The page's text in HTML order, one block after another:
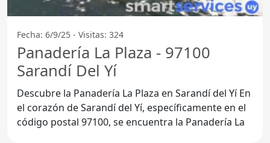
Fecha: 6/9/25 - Visitas: 324
Panadería La Plaza - 97100
Sarandí Del Yí
Descubre la Panadería La Plaza en Sarandí del Yí En
el corazón de Sarandí del Yí, específicamente en el
código postal 97100, se encuentra la Panadería La